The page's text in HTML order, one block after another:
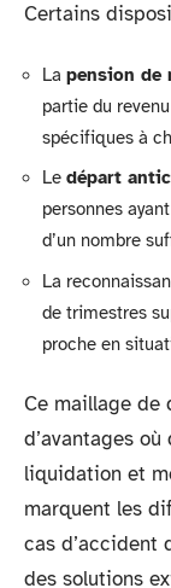
Certains
La pension de
partie du
spécifiques à
Le départ
personnes
d’un nombre
La
de trimestres
proche en
Ce maillage de
d’avantages
liquidation et
marquent les
cas d’accident
des solutions